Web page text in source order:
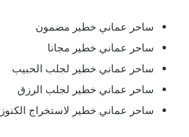
ساحر عماني خطير مضمون
ساحر عماني خطير مجانا
ساحر عماني خطير لجلب الحبيب
ساحر عماني خطير لجلب الرزق
ساحر عماني خطير لاستخراج الكنوز